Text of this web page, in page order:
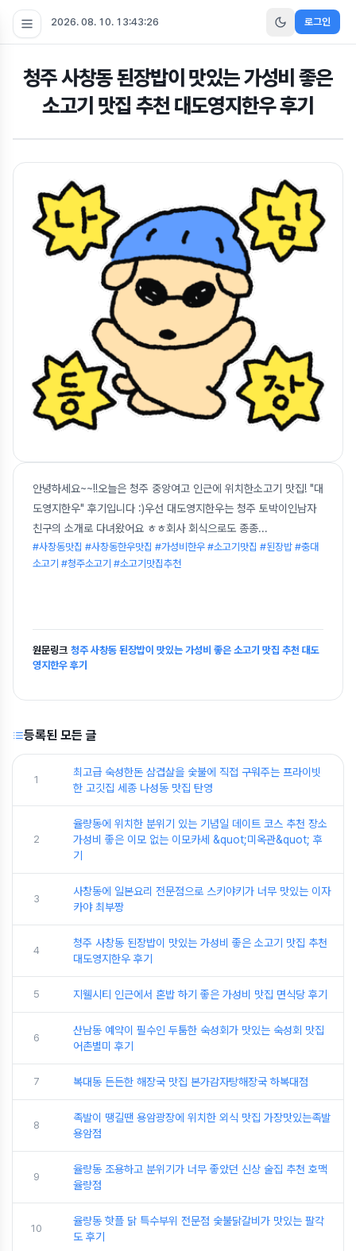
2026. 08. 10. 13:43:26 로그인
청주 사창동 된장밥이 맛있는 가성비 좋은
소고기 맛집 추천 대도영지한우 후기
안녕하세요~~!!오늘은 청주 중앙여고 인근에 위치한소고기 맛집! "대
도영지한우" 후기입니다 :)우선 대도영지한우는 청주 토박이인남자
친구의 소개로 다녀왔어요 ㅎㅎ회사 회식으로도 종종...
#사창동맛집 #사창동한우맛집 #가성비한우 #소고기맛집 #된장밥 #충대
소고기 #청주소고기 #소고기맛집추천
원문링크 청주 사창동 된장밥이 맛있는 가성비 좋은 소고기 맛집 추천 대도
영지한우 후기
등록된 모든 글
1
최고급 숙성한돈 삼겹살을 숯불에 직접 구워주는 프라이빗
한 고깃집 세종 나성동 맛집 탄영
2
율량동에 위치한 분위기 있는 기념일 데이트 코스 추천 장소
가성비 좋은 이모 없는 이모카세 &quot;미옥관&quot; 후
기
3
사창동에 일본요리 전문점으로 스키야키가 너무 맛있는 이자
카야 최부짱
4
청주 사창동 된장밥이 맛있는 가성비 좋은 소고기 맛집 추천
대도영지한우 후기
5 지웰시티 인근에서 혼밥 하기 좋은 가성비 맛집 면식당 후기
6
산남동 예약이 필수인 두툼한 숙성회가 맛있는 숙성회 맛집
어촌별미 후기
7 복대동 든든한 해장국 맛집 본가감자탕해장국 하복대점
8
족발이 땡길땐 용암광장에 위치한 외식 맛집 가장맛있는족발
용암점
9
율량동 조용하고 분위기가 너무 좋았던 신상 술집 추천 호맥
율량점
10
율량동 핫플 닭 특수부위 전문점 숯불닭갈비가 맛있는 팔각
도 후기